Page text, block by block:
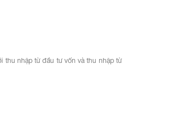
thu nhập từ đầu tư vốn và thu nhập từ